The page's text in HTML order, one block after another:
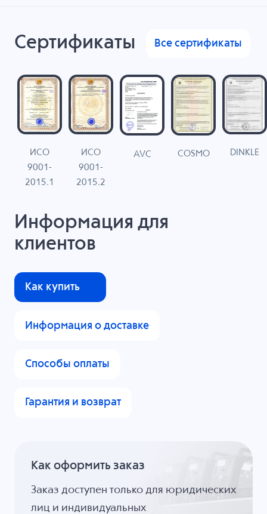
Сертификаты Все сертификаты
ИСО
9001-
2015.1
ИСО
9001-
2015.2
AVC COSMO DINKLE
Информация для
клиентов
Как купить
Информация о доставке
Способы оплаты
Гарантия и возврат
Как оформить заказ
Заказ доступен только для юридических
лиц и индивидуальных